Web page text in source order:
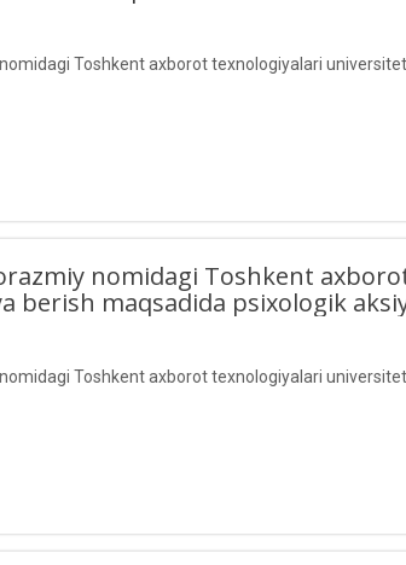
Toshkent axborot texnologiyalari
nomidagi Toshkent
berish maqsadida psixologik
Toshkent axborot texnologiyalari